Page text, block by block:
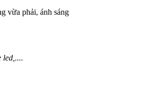
vừa phải, ánh sáng
led,....